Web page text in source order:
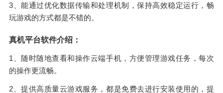
3、能通过优化数据传输和处理机制，保持高效稳定运行，畅
玩游戏的方式都是不错的。
真机平台软件介绍：
1、随时随地查看和操作云端手机，方便管理游戏任务，每次
的操作更流畅。
2、提供高质量云游戏服务，都是免费去进行安装使用的，提